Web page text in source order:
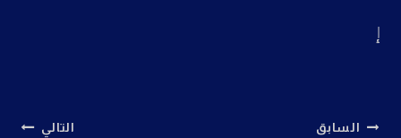
إ
السابق التالي